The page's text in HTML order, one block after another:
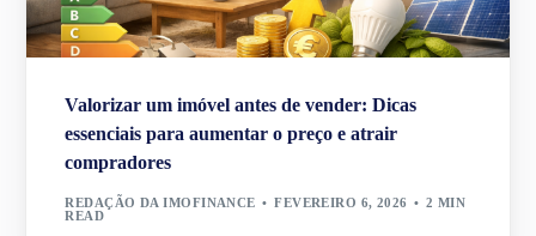
Valorizar um imóvel antes de vender: Dicas
essenciais para aumentar o preço e atrair
compradores
REDAÇÃO DA IMOFINANCE FEVEREIRO 6, 2026
2 MIN
READ